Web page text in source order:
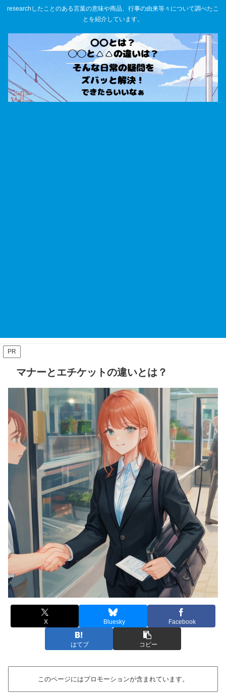
researchしたことのある言葉の意味や商品、行事の由来等々について調べたこ
とを紹介しています。
PR
マナーとエチケットの違いとは？
X Bluesky Facebook
はてブ コピー
このページにはプロモーションが含まれています。